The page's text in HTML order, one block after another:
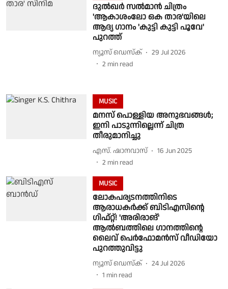
ദുൽഖർ സൽമാൻ ചിത്രം
'ആകാശംലോ ഒക താര'യിലെ
ആദ്യ ഗാനം 'കുട്ടി കുട്ടി പൂവേ'
പുറത്ത്
ന്യൂസ് ഡെസ്ക്
29 Jul 2026
2 min read
MUSIC
മനസ് പൊള്ളിയ അനുഭവങ്ങള്‍;
ഇനി പാടുന്നില്ലെന്ന് ചിത്ര
തീരുമാനിച്ചു
എസ്. ഷാനവാസ്
16 Jun 2025
2 min read
MUSIC
ലോകപര്യടനത്തിനിടെ
ആരാധകർക്ക് ബിടിഎസിന്റെ
ഗിഫ്റ്റ്! 'അരിരാങ്'
ആൽബത്തിലെ ഗാനത്തിന്റെ
ലൈവ് പെർഫോമൻസ് വീഡിയോ
പുറത്തുവിട്ടു
ന്യൂസ് ഡെസ്ക്
24 Jul 2026
1 min read